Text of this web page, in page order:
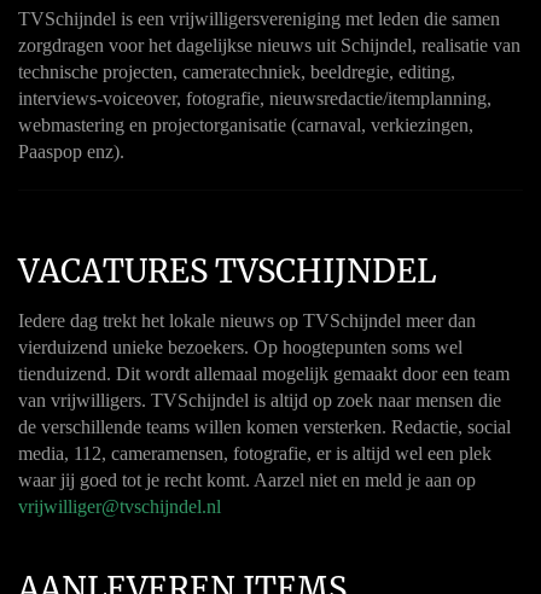
TVSchijndel is een vrijwilligersvereniging met leden die samen
zorgdragen voor het dagelijkse nieuws uit Schijndel, realisatie van
technische projecten, cameratechniek, beeldregie, editing,
interviews-voiceover, fotografie, nieuwsredactie/itemplanning,
webmastering en projectorganisatie (carnaval, verkiezingen,
Paaspop enz).
VACATURES TVSCHIJNDEL
Iedere dag trekt het lokale nieuws op TVSchijndel meer dan
vierduizend unieke bezoekers. Op hoogtepunten soms wel
tienduizend. Dit wordt allemaal mogelijk gemaakt door een team
van vrijwilligers. TVSchijndel is altijd op zoek naar mensen die
de verschillende teams willen komen versterken. Redactie, social
media, 112, cameramensen, fotografie, er is altijd wel een plek
waar jij goed tot je recht komt. Aarzel niet en meld je aan op
vrijwilliger@tvschijndel.nl